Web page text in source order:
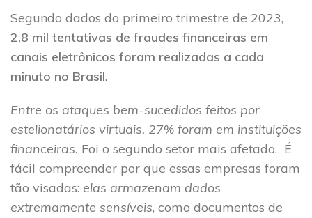
Segundo dados do primeiro trimestre de 2023,
2,8 mil tentativas de fraudes financeiras em
canais eletrônicos foram realizadas a cada
minuto no Brasil.
Entre os ataques bem-sucedidos feitos por
estelionatários virtuais, 27% foram em instituições
financeiras. Foi o segundo setor mais afetado. É
fácil compreender por que essas empresas foram
tão visadas: elas armazenam dados
extremamente sensíveis, como documentos de